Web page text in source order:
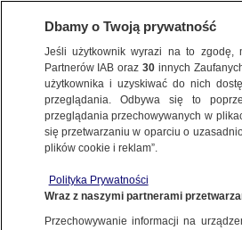
KRAKÓW
zastępczynię z KO. "Jego
skrzyżowały się z PiS"
Dbamy o Twoją prywatność
Jeśli użytkownik wyrazi na to zgodę,
Partnerów IAB oraz30 innych
użytkownika i uzyskiwać do nich
przeglądania. Odbywa się to
przeglądania przechowywanych w
się przetwarzaniu w oparciu o
plików cookie i reklam”.
Polityka Prywatności
Wraz z naszymi partnerami
Przechowywanie informacji na